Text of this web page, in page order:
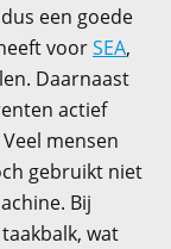
een goede
voorSEA,
Daarnaast
actief
mensen
gebruikt niet
Bij
wat